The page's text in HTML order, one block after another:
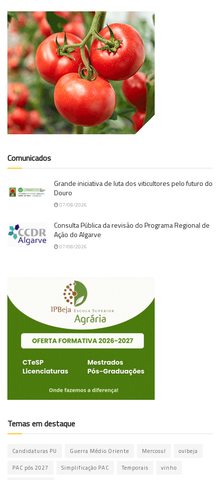
Comunicados
Grande iniciativa de luta dos viticultores pelo futuro do
Douro
07/08/2026
Consulta Pública da revisão do Programa Regional de
Ação do Algarve
07/08/2026
Temas em destaque
Candidaturas PU Guerra Médio Oriente Mercosul ovibeja
PAC pós 2027 Simplificação PAC Temporais vinho